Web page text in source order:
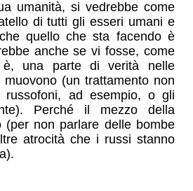
umanità, si vedrebbe come
di tutti gli esseri umani e
quello che sta facendo è
anche se vi fosse, come
è, una parte di verità nelle
(un trattamento non
russofoni, ad esempio, o gli
Perché il mezzo della
(per non parlare delle bombe
atrocità che i russi stanno